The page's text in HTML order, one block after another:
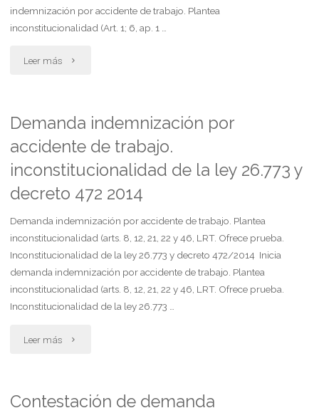
indemnización por accidente de trabajo. Plantea
inconstitucionalidad (Art. 1; 6, ap. 1 …
Leer más "Demanda
por
accidente
de
trabajo.
inconstitucionalidad."
Demanda indemnización por
accidente de trabajo.
inconstitucionalidad de la ley 26.773 y
decreto 472 2014
Demanda indemnización por accidente de trabajo. Plantea
inconstitucionalidad (arts. 8, 12, 21, 22 y 46, LRT. Ofrece prueba.
Inconstitucionalidad de la ley 26.773 y decreto 472/2014 Inicia
demanda indemnización por accidente de trabajo. Plantea
inconstitucionalidad (arts. 8, 12, 21, 22 y 46, LRT. Ofrece prueba.
Inconstitucionalidad de la ley 26.773 …
Leer más "Demanda
por
Contestación de demanda